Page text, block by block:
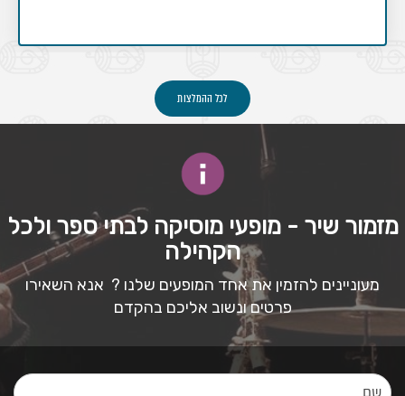
לכל ההמלצות
מזמור שיר - מופעי מוסיקה לבתי ספר ולכל
הקהילה
מעוניינים להזמין את אחד המופעים שלנו ? אנא השאירו
פרטים ונשוב אליכם בהקדם